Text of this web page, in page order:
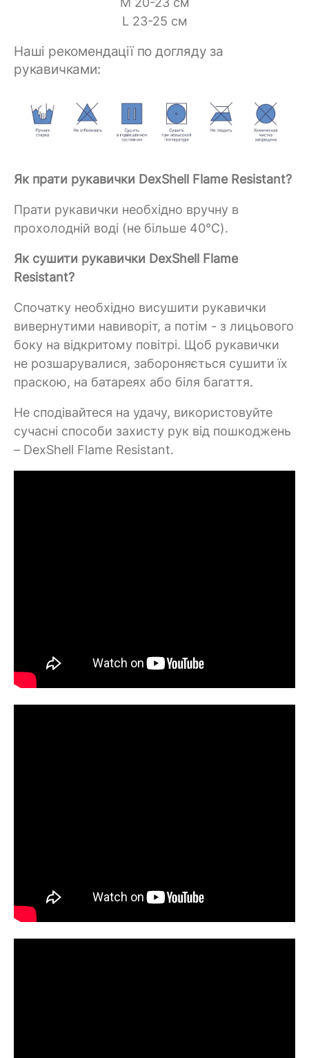
L 23-25 см
Наші рекомендації по догляду за
рукавичками:
Як прати рукавички DexShell Flame Resistant?
Прати рукавички необхідно вручну в
прохолодній воді (не більше 40°C).
Як сушити рукавички DexShell Flame
Resistant?
Спочатку необхідно висушити рукавички
вивернутими навиворіт, а потім - з лицьового
боку на відкритому повітрі. Щоб рукавички
не розшарувалися, забороняється сушити їх
праскою, на батареях або біля багаття.
Не сподівайтеся на удачу, використовуйте
сучасні способи захисту рук від пошкоджень
– DexShell Flame Resistant.